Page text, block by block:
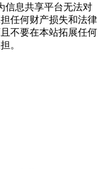
信息共享平台无法对
任何财产损失和法律
不要在本站拓展任何
。